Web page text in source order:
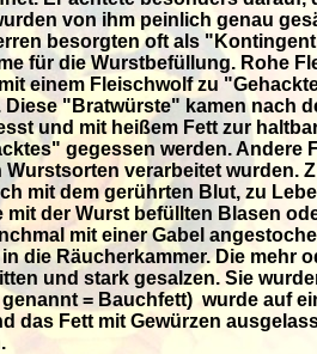
von ihm peinlich genau
besorgten oft als
für die Wurstbefüllung. Rohe
einem Fleischwolf zu
"Bratwürste" kamen nach
und mit heißem Fett zur
gegessen werden. Andere
verarbeitet wurden.
mit dem gerührten Blut, zu
mit der Wurst befüllten Blasen
mit einer Gabel
die Räucherkammer. Die mehr
und stark gesalzen. Sie
= Bauchfett) wurde auf
das Fett mit Gewürzen